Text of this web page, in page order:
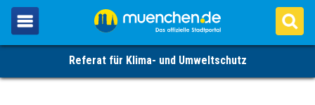
Referat für Klima- und Umweltschutz